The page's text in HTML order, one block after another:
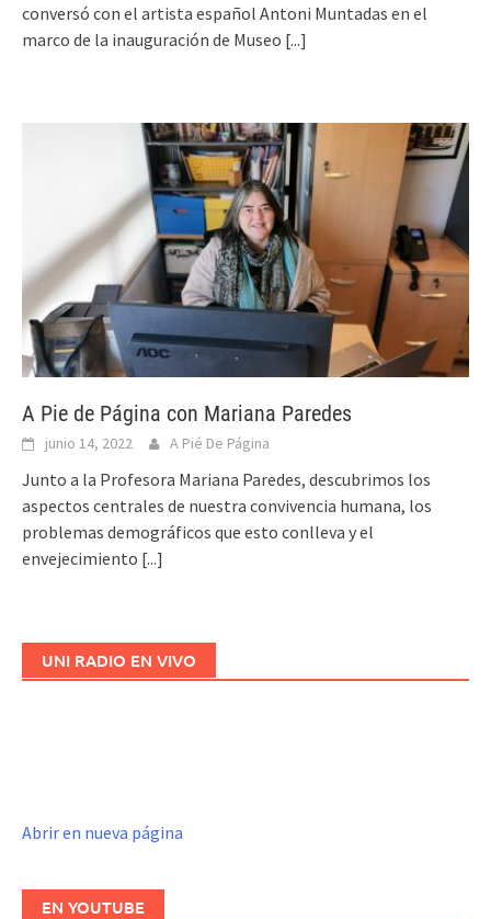
conversó con el artista español Antoni Muntadas en el
marco de la inauguración de Museo [...]
A Pie de Página con Mariana Paredes
junio 14, 2022 A Pié De Página
Junto a la Profesora Mariana Paredes, descubrimos los
aspectos centrales de nuestra convivencia humana, los
problemas demográficos que esto conlleva y el
envejecimiento [...]
UNI RADIO EN VIVO
Abrir en nueva página
EN YOUTUBE